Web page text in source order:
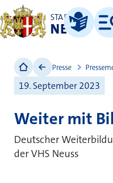
STADT
NEUSS
Leichte Sprache
Menü
Presse
19. September 2023
Weiter mit
Deutscher
der VHS Neuss